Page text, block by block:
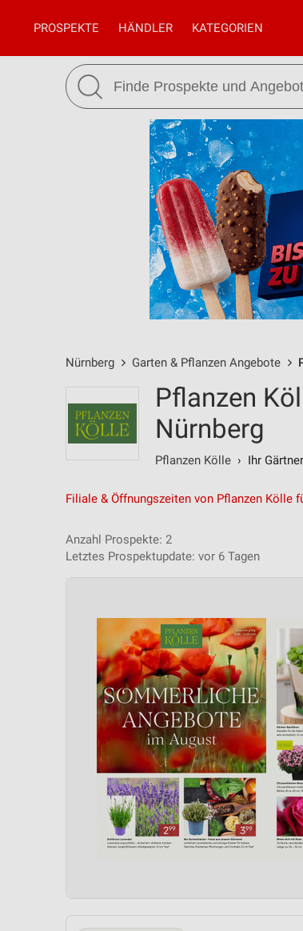
PROSPEKTE HÄNDLER KATEGORIEN
Nürnberg Garten & Pflanzen Angebote
Pflanzen
Nürnberg
Pflanzen Kölle › Ihr
Filiale & Öffnungszeiten von Pflanzen Kölle
Anzahl Prospekte: 2
Letztes Prospektupdate: vor 6 Tagen